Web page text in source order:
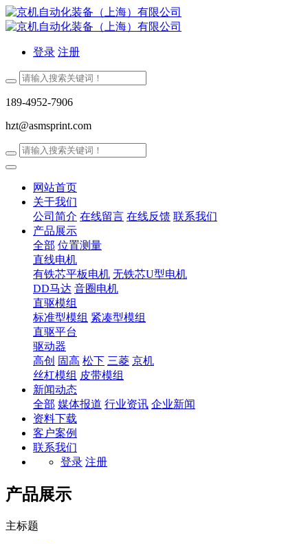
登录 注册
189-4952-7906
hzt@asmsprint.com
网站首页
关于我们
公司简介 在线留言 在线反馈 联系我们
产品展示
全部 位置测量
直线电机
有铁芯平板电机 无铁芯U型电机
DD马达 音圈电机
直驱模组
标准型模组 紧凑型模组
直驱平台
驱动器
高创 固高 松下 三菱 京机
丝杠模组 皮带模组
新闻动态
全部 媒体报道 行业资讯 企业新闻
资料下载
客户案例
联系我们
登录 注册
产品展示
主标题